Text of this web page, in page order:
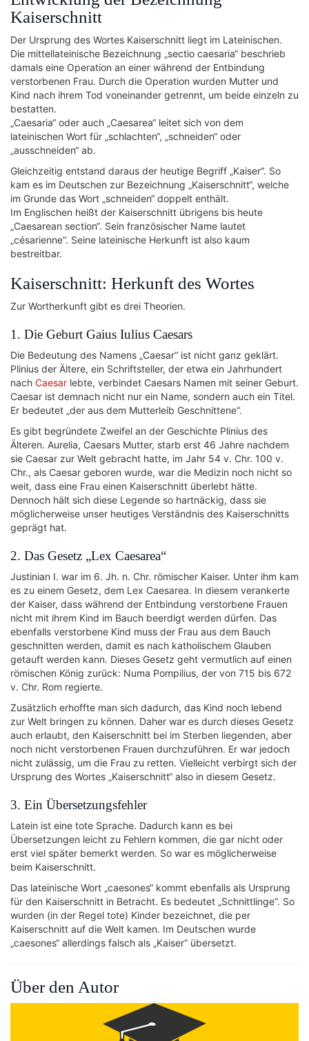
Kaiserschnitt
Der Ursprung des Wortes Kaiserschnitt liegt im Lateinischen.
Die mittellateinische Bezeichnung „sectio caesaria“ beschrieb
damals eine Operation an einer während der Entbindung
verstorbenen Frau. Durch die Operation wurden Mutter und
Kind nach ihrem Tod voneinander getrennt, um beide einzeln zu
bestatten.
„Caesaria“ oder auch „Caesarea“ leitet sich von dem
lateinischen Wort für „schlachten“, „schneiden“ oder
„ausschneiden“ ab.
Gleichzeitig entstand daraus der heutige Begriff „Kaiser“. So
kam es im Deutschen zur Bezeichnung „Kaiserschnitt“, welche
im Grunde das Wort „schneiden“ doppelt enthält.
Im Englischen heißt der Kaiserschnitt übrigens bis heute
„Caesarean section“. Sein französischer Name lautet
„césarienne“. Seine lateinische Herkunft ist also kaum
bestreitbar.
Kaiserschnitt: Herkunft des Wortes
Zur Wortherkunft gibt es drei Theorien.
1. Die Geburt Gaius Iulius Caesars
Die Bedeutung des Namens „Caesar“ ist nicht ganz geklärt.
Plinius der Ältere, ein Schriftsteller, der etwa ein Jahrhundert
nach Caesar lebte, verbindet Caesars Namen mit seiner Geburt.
Caesar ist demnach nicht nur ein Name, sondern auch ein Titel.
Er bedeutet „der aus dem Mutterleib Geschnittene“.
Es gibt begründete Zweifel an der Geschichte Plinius des
Älteren. Aurelia, Caesars Mutter, starb erst 46 Jahre nachdem
sie Caesar zur Welt gebracht hatte, im Jahr 54 v. Chr. 100 v.
Chr., als Caesar geboren wurde, war die Medizin noch nicht so
weit, dass eine Frau einen Kaiserschnitt überlebt hätte.
Dennoch hält sich diese Legende so hartnäckig, dass sie
möglicherweise unser heutiges Verständnis des Kaiserschnitts
geprägt hat.
2. Das Gesetz „Lex Caesarea“
Justinian I. war im 6. Jh. n. Chr. römischer Kaiser. Unter ihm kam
es zu einem Gesetz, dem Lex Caesarea. In diesem verankerte
der Kaiser, dass während der Entbindung verstorbene Frauen
nicht mit ihrem Kind im Bauch beerdigt werden dürfen. Das
ebenfalls verstorbene Kind muss der Frau aus dem Bauch
geschnitten werden, damit es nach katholischem Glauben
getauft werden kann. Dieses Gesetz geht vermutlich auf einen
römischen König zurück: Numa Pompilius, der von 715 bis 672
v. Chr. Rom regierte.
Zusätzlich erhoffte man sich dadurch, das Kind noch lebend
zur Welt bringen zu können. Daher war es durch dieses Gesetz
auch erlaubt, den Kaiserschnitt bei im Sterben liegenden, aber
noch nicht verstorbenen Frauen durchzuführen. Er war jedoch
nicht zulässig, um die Frau zu retten. Vielleicht verbirgt sich der
Ursprung des Wortes „Kaiserschnitt“ also in diesem Gesetz.
3. Ein Übersetzungsfehler
Latein ist eine tote Sprache. Dadurch kann es bei
Übersetzungen leicht zu Fehlern kommen, die gar nicht oder
erst viel später bemerkt werden. So war es möglicherweise
beim Kaiserschnitt.
Das lateinische Wort „caesones“ kommt ebenfalls als Ursprung
für den Kaiserschnitt in Betracht. Es bedeutet „Schnittlinge“. So
wurden (in der Regel tote) Kinder bezeichnet, die per
Kaiserschnitt auf die Welt kamen. Im Deutschen wurde
„caesones“ allerdings falsch als „Kaiser“ übersetzt.
Über den Autor